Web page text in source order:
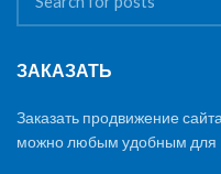
ЗАКАЗАТЬ
Заказать продвижение
можно любым удобным для